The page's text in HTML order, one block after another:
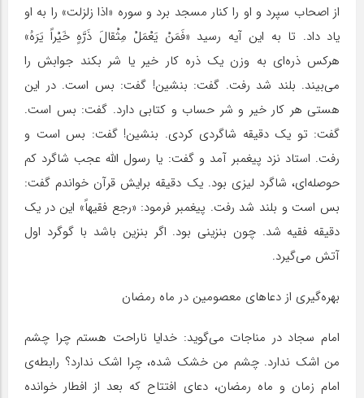
از اصحاب سپرد و او را کنار مسجد برد و سوره «اذا زلزلت» را به او
یاد داد. تا به این آیه رسید «فَمَنْ یَعْمَلْ مِثْقالَ ذَرَّهٍ خَیْراً یَرَهُ»
هرکس ذره‌ای به وزن یک ذره کار خیر یا شر بکند جوابش را
می‌بیند. بلند شد رفت. گفت: بنشین! گفت: بس است. در این
هستی هر کار خیر و شر حساب و کتابی دارد. گفت: بس است.
گفت: تو یک دقیقه شاگردی کردی. بنشین! گفت: بس است و
رفت. استاد نزد پیغمبر آمد و گفت: یا رسول الله عجب شاگرد کم
حوصله‌ای، شاگرد لیزی بود. یک دقیقه برایش قرآن خواندم گفت:
بس است و بلند شد رفت. پیغمبر فرمود: «رجع فقیهاً» این در یک
دقیقه فقیه شد. چون بنزینی بود. اگر بنزین باشد با گوگرد اول
آتش می‌گیرد.
بهره‌گیری از دعاهای معصومین در ماه رمضان
امام سجاد در مناجات می‌گوید: خدایا ناراحت هستم چرا چشم
من اشک ندارد. چشم من خشک شده، چرا اشک ندارد؟ رابطه‌ی
امام زمان و ماه رمضان، دعای افتتاح که بعد از افطار خوانده